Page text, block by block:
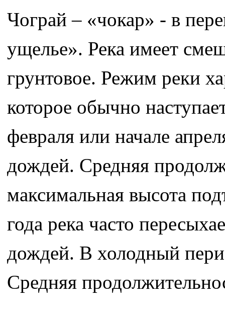
Чограй – «чокар» - в
ущелье». Река имеет
грунтовое. Режим реки
которое обычно
февраля или начале
дождей. Средняя
максимальная высота
года река часто
дождей. В холодный
Средняя